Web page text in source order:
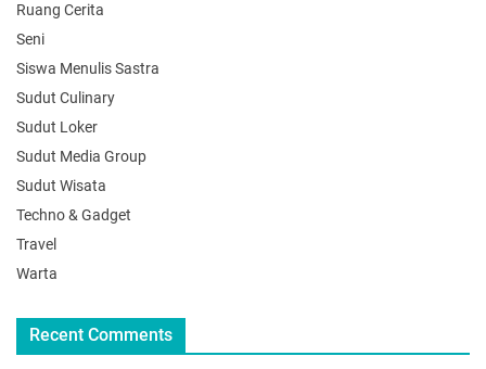
Ruang Cerita
Seni
Siswa Menulis Sastra
Sudut Culinary
Sudut Loker
Sudut Media Group
Sudut Wisata
Techno & Gadget
Travel
Warta
Recent Comments